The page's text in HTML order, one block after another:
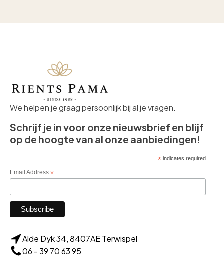
We helpen je graag persoonlijk bij al je vragen.
Schrijf je in voor onze nieuwsbrief en blijf
op de hoogte van al onze aanbiedingen!
*indicates required
Email Address *
Alde Dyk 34, 8407AE Terwispel
06 - 39 70 63 95